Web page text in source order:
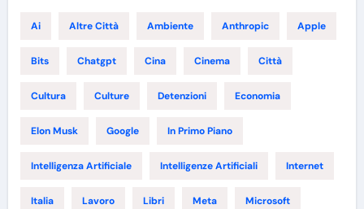
Ai Altre Città Ambiente Anthropic Apple
Bits Chatgpt Cina Cinema Città
Cultura Culture Detenzioni Economia
Elon Musk Google In Primo Piano
Intelligenza Artificiale Intelligenze Artificiali Internet
Italia Lavoro Libri Meta Microsoft